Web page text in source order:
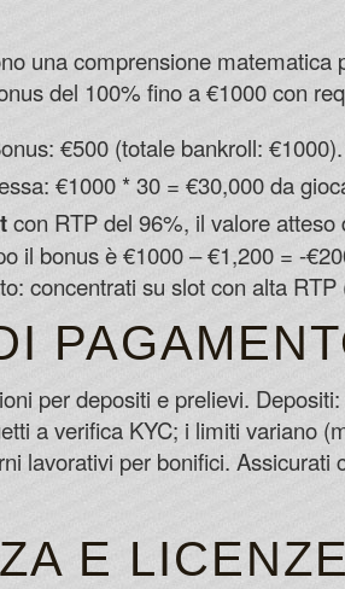
una comprensione
del 100% fino a €1000 con
€500 (totale bankroll: €1000).
€1000 * 30 = €30,000 da
con RTP del 96%, il valore
il bonus è €1000 – €1,200 = -
concentrati su slot con alta
per depositi e prelievi.
a verifica KYC; i limiti variano
lavorativi per bonifici.
E